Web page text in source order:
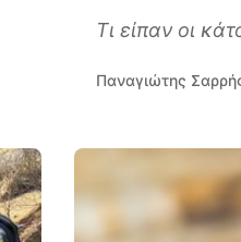
Τι είπαν οι
Παναγιώτης